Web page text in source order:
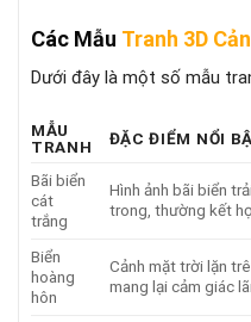
Các Mẫu Tranh 3D
Dưới đây là một số mẫu
MẪU
TRANH
ĐẶC ĐIỂM NỔI
Bãi biển
cát
trắng
Hình ảnh bãi biển
trong, thường kết
Biển
hoàng
hôn
Cảnh mặt trời lặn
mang lại cảm giác